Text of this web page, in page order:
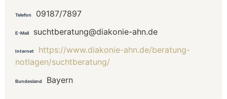
Telefon 09187/7897
E-Mail suchtberatung@diakonie-ahn.de
Internet
https://www.diakonie-ahn.de/beratung-
notlagen/suchtberatung/
Bundesland Bayern